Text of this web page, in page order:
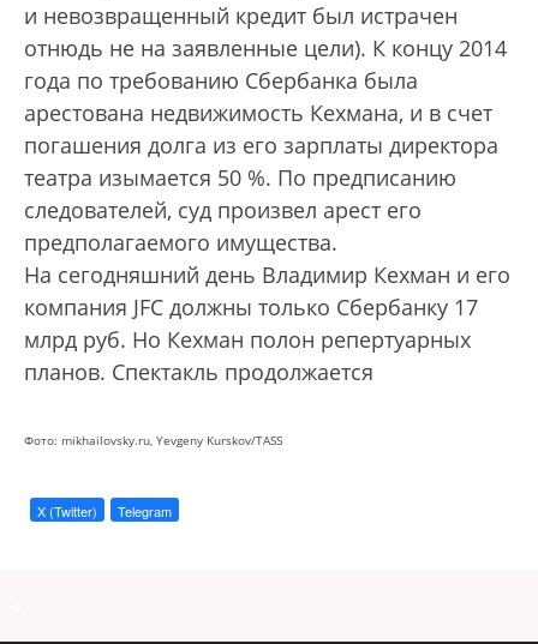
и невозвращенный кредит был истрачен
отнюдь не на заявленные цели). К концу 2014
года по требованию Сбербанка была
арестована недвижимость Кехмана, и в счет
погашения долга из его зарплаты директора
театра изымается 50 %. По предписанию
следователей, суд произвел арест его
предполагаемого имущества.
На сегодняшний день Владимир Кехман и его
компания JFC должны только Сбербанку 17
млрд руб. Но Кехман полон репертуарных
планов. Спектакль продолжается
Фото: mikhailovsky.ru, Yevgeny Kurskov/TASS
X (Twitter) Telegram